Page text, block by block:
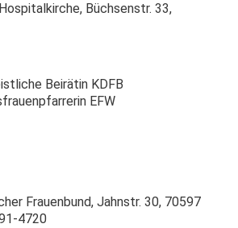
Büchsenstr. 33,
Beirätin KDFB
EFW
Frauenbund, Jahnstr. 30, 70597
4720